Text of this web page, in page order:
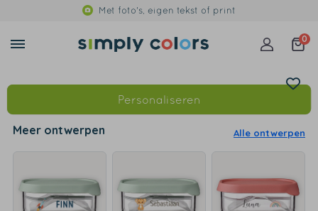
Met foto's, eigen tekst of print
0
Personaliseren
Meer ontwerpen Alle ontwerpen